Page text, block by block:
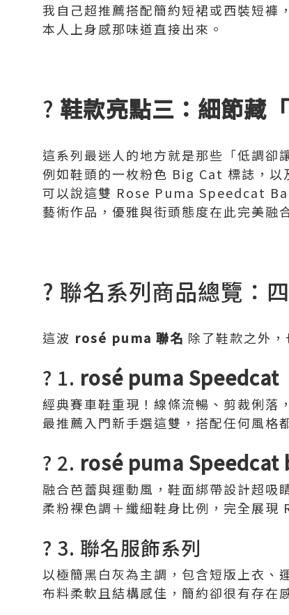
我自己超推薦搭配簡約短裙或西裝短
本人上身感那味道直接出來。
? 鞋款亮點三：細節藏
這系列最迷人的地方就是那些「低調卻
例如鞋頭的一枚粉色 Big Cat 標誌，以
可以說這雙 Rose Puma Speedcat
藝術作品，優雅與街頭態度在此完美融
? 聯名系列商品總覽：
這波 rosé puma 聯名 除了鞋款之外
? 1. rosé puma Speedcat
經典賽車鞋重現！線條流暢、剪裁俐落
最推薦入門新手選這雙，搭配任何風格
? 2. rosé puma Speedcat
融合芭蕾與運動風，鞋面綁帶設計超吸
柔粉裸色調＋纖細鞋身比例，完全展現
? 3. 聯名服飾系列
以極簡黑白灰為主調，包含短版上衣、
布料柔軟且結構感佳，簡約卻很有存在